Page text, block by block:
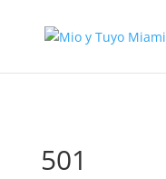
501